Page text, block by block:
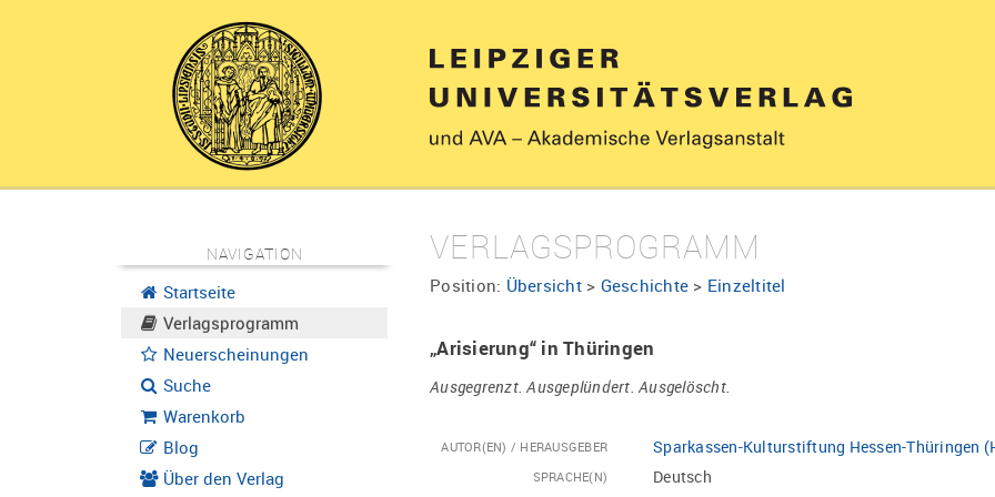
NAVIGATION
Startseite
Verlagsprogramm
Neuerscheinungen
Suche
Warenkorb
Blog
Über den Verlag
VERLAGSPROGRAMM
Position: Übersicht> Geschichte > Einzeltitel
„Arisierung“ in Thüringen
Ausgegrenzt. Ausgeplündert. Ausgelöscht.
AUTOR(EN) / HERAUSGEBER Sparkassen-Kulturstiftung Hessen-Thüringen
SPRACHE(N)
Deutsch